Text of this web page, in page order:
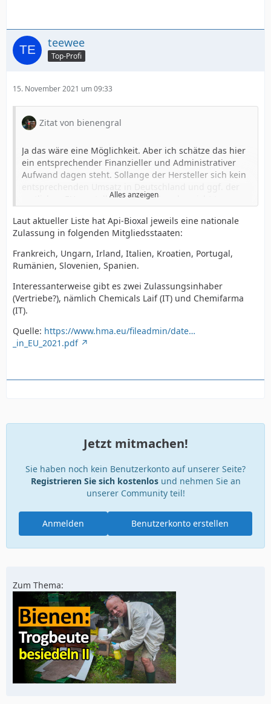
teewee
Top-Profi
15. November 2021 um 09:33
Zitat von bienengral
Ja das wäre eine Möglichkeit. Aber ich schätze das hier
ein entsprechender Finanzieller und Administrativer
Aufwand dagen steht. Sollange der Hersteller sich kein
restlichen EU vorstellen kann wird er das nicht tun.
Ich habe einen Hersteller in Internet gefunden welche
wohl eine Zulassung in Italien besitzt. Da ich jedoch
kein italienisch Spreche kann ich hier mit dem
Hersteller nicht entsprechen kontakt aufnehmen.
http://www.alveis.it/en/cura-delle-api-eng/bioxal-eng/
Api-Bioxal is an Oxalic acid based
veterinary medicine against Varroa
the only one in the EU approved for vaporization;
Grüße Thomas
Alles anzeigen
Laut aktueller Liste hat Api-Bioxal jeweils eine nationale
Zulassung in folgenden Mitgliedsstaaten:
Frankreich, Ungarn, Irland, Italien, Kroatien, Portugal,
Rumänien, Slovenien, Spanien.
Interessanterweise gibt es zwei Zulassungsinhaber
(Vertriebe?), nämlich Chemicals Laif (IT) und Chemifarma
(IT).
Quelle: https://www.hma.eu/fileadmin/date…
_in_EU_2021.pdf
Jetzt mitmachen!
Sie haben noch kein Benutzerkonto auf unserer Seite?
Registrieren Sie sich kostenlosund nehmen Sie an
unserer Community teil!
Benutzerkonto erstellen
Anmelden
Zum Thema: